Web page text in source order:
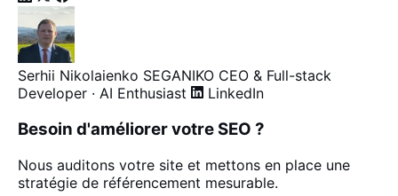
Serhii Nikolaienko SEGANIKO CEO & Full-stack
Developer · AI Enthusiast
LinkedIn
Besoin d'améliorer votre SEO ?
Nous auditons votre site et mettons en place une
stratégie de référencement mesurable.